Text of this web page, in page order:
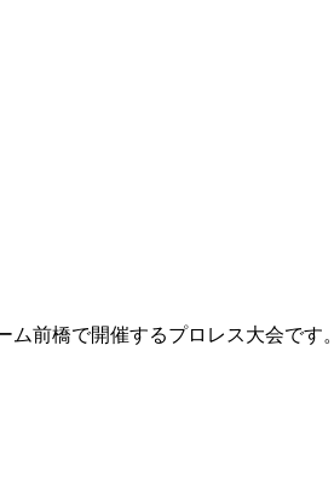
前橋で開催するプロレス大会です。